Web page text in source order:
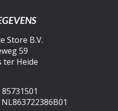
Store B.V.
59
ter Heide